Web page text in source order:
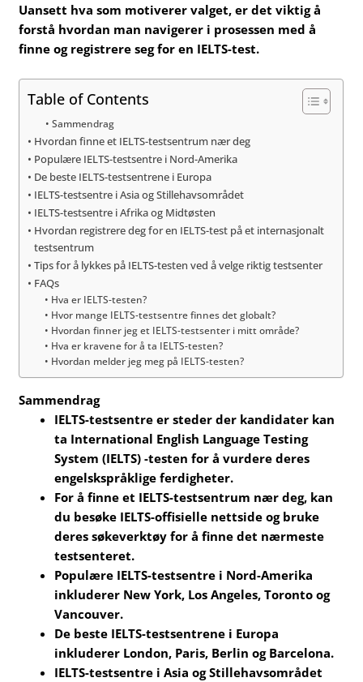
Uansett hva som motiverer valget, er det viktig å
forstå hvordan man navigerer i prosessen med å
finne og registrere seg for en IELTS-test.
Table of Contents
Sammendrag
Hvordan finne et IELTS-testsentrum nær deg
Populære IELTS-testsentre i Nord-Amerika
De beste IELTS-testsentrene i Europa
IELTS-testsentre i Asia og Stillehavsområdet
IELTS-testsentre i Afrika og Midtøsten
Hvordan registrere deg for en IELTS-test på et internasjonalt
testsentrum
Tips for å lykkes på IELTS-testen ved å velge riktig testsenter
FAQs
Hva er IELTS-testen?
Hvor mange IELTS-testsentre finnes det globalt?
Hvordan finner jeg et IELTS-testsenter i mitt område?
Hva er kravene for å ta IELTS-testen?
Hvordan melder jeg meg på IELTS-testen?
Sammendrag
IELTS-testsentre er steder der kandidater kan
ta International English Language Testing
System (IELTS) -testen for å vurdere deres
engelskspråklige ferdigheter.
For å finne et IELTS-testsentrum nær deg, kan
du besøke IELTS-offisielle nettside og bruke
deres søkeverktøy for å finne det nærmeste
testsenteret.
Populære IELTS-testsentre i Nord-Amerika
inkluderer New York, Los Angeles, Toronto og
Vancouver.
De beste IELTS-testsentrene i Europa
inkluderer London, Paris, Berlin og Barcelona.
IELTS-testsentre i Asia og Stillehavsområdet